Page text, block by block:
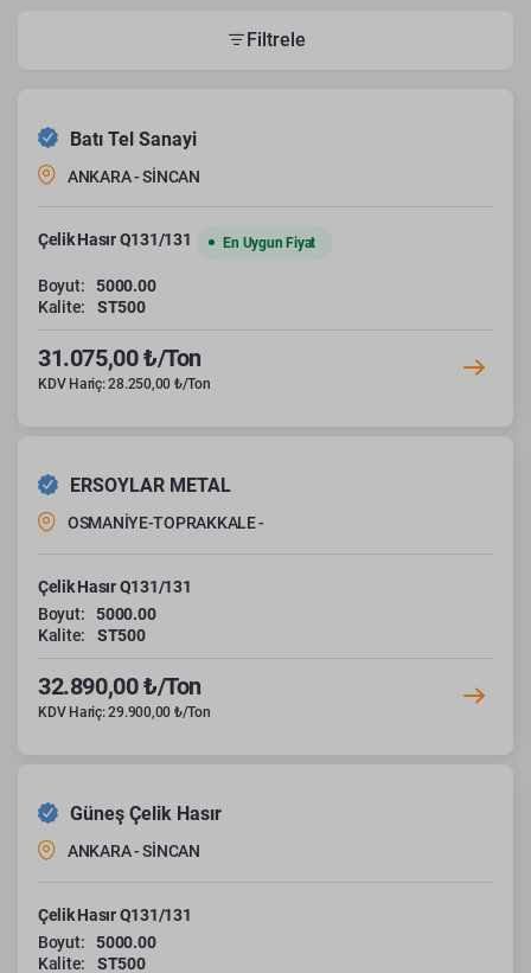
Filtrele
Batı Tel Sanayi
ANKARA - SİNCAN
Çelik Hasır Q131/131 En Uygun Fiyat
Boyut:
5000.00
Kalite:
ST500
31.075,00 ₺/Ton
KDV Hariç: 28.250,00 ₺/Ton
ERSOYLAR METAL
OSMANİYE-TOPRAKKALE -
Çelik Hasır Q131/131
Boyut:
5000.00
Kalite:
ST500
32.890,00 ₺/Ton
KDV Hariç: 29.900,00 ₺/Ton
Güneş Çelik Hasır
ANKARA - SİNCAN
Çelik Hasır Q131/131
Boyut:
5000.00
Kalite:
ST500